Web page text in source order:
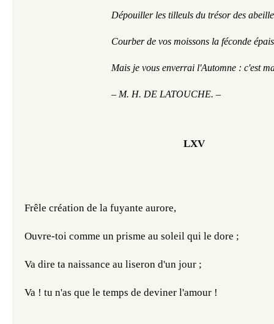
Dépouiller les tilleuls du trésor des
Courber de vos moissons la féconde
Mais je vous enverrai l'Automne : c'est
– M. H. DE LATOUCHE. –
LXV
Frêle création de la fuyante aurore,
Ouvre-toi comme un prisme au soleil qui le dore ;
Va dire ta naissance au liseron d'un jour ;
Va ! tu n'as que le temps de deviner l'amour !